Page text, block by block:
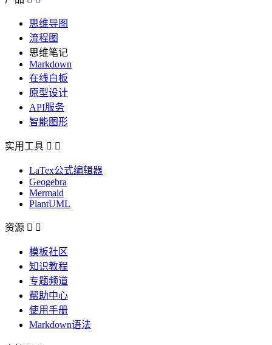
思维导图
流程图
思维笔记
Markdown
在线白板
原型设计
API服务
智能图形
实用工具  
LaTex公式编辑器
Geogebra
Mermaid
PlantUML
资源  
模板社区
知识教程
专题频道
帮助中心
使用手册
Markdown语法